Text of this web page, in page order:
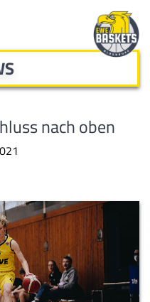
nach oben